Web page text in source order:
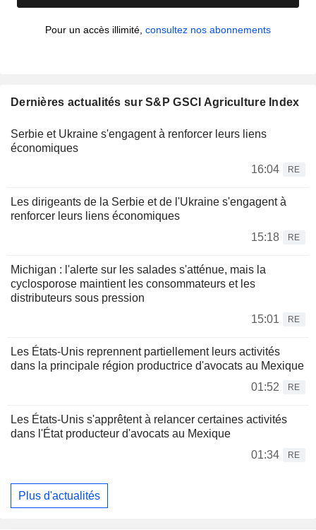
Pour un accès illimité, consultez nos abonnements
Dernières actualités sur S&P GSCI Agriculture Index
Serbie et Ukraine s'engagent à renforcer leurs liens
économiques
16:04
RE
Les dirigeants de la Serbie et de l'Ukraine s'engagent à
renforcer leurs liens économiques
15:18
RE
Michigan : l'alerte sur les salades s'atténue, mais la
cyclosporose maintient les consommateurs et les
distributeurs sous pression
15:01
RE
Les États-Unis reprennent partiellement leurs activités
dans la principale région productrice d'avocats au Mexique
01:52
RE
Les États-Unis s'apprêtent à relancer certaines activités
dans l'État producteur d'avocats au Mexique
01:34
RE
Plus d'actualités